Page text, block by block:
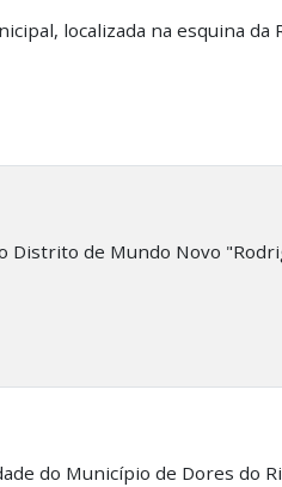
localizada na esquina da
de Mundo Novo
do Município de Dores do